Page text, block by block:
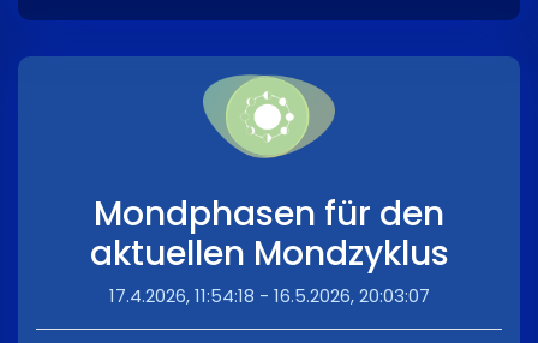
Mondphasen für den
aktuellen Mondzyklus
17.4.2026, 11:54:18 - 16.5.2026, 20:03:07